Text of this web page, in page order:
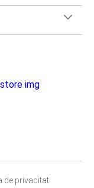
de privacitat